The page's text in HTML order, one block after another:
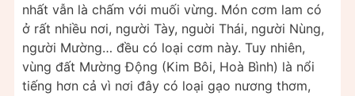
nhất vẫn là chấm với muối vừng. Món cơm lam có
ở rất nhiều nơi, người Tày, nguời Thái, người Nùng,
người Mường… đều có loại cơm này. Tuy nhiên,
vùng đất Mường Động (Kim Bôi, Hoà Bình) là nổi
tiếng hơn cả vì nơi đây có loại gạo nương thơm,